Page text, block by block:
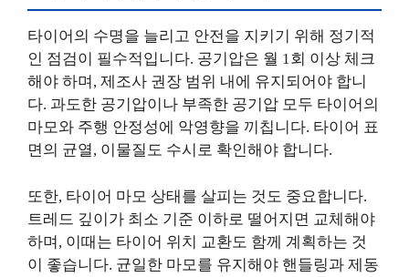
타이어의 수명을 늘리고 안전을 지키기 위해 정기적
인 점검이 필수적입니다. 공기압은 월 1회 이상 체크
해야 하며, 제조사 권장 범위 내에 유지되어야 합니
다. 과도한 공기압이나 부족한 공기압 모두 타이어의
마모와 주행 안정성에 악영향을 끼칩니다. 타이어 표
면의 균열, 이물질도 수시로 확인해야 합니다.
또한, 타이어 마모 상태를 살피는 것도 중요합니다.
트레드 깊이가 최소 기준 이하로 떨어지면 교체해야
하며, 이때는 타이어 위치 교환도 함께 계획하는 것
이 좋습니다. 균일한 마모를 유지해야 핸들링과 제동